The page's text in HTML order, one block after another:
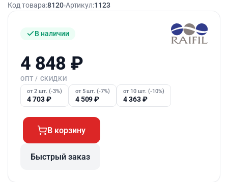
Код товара:8120 Артикул:1123
В наличии
4 848 ₽
ОПТ / СКИДКИ
от 2 шт. (-3%)
4 703₽
от 5 шт. (-7%)
4 509₽
от 10 шт. (-10%)
4 363₽
В корзину
Быстрый заказ